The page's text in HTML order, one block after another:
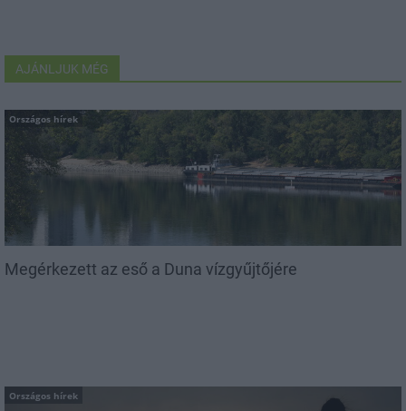
AJÁNLJUK MÉG
Országos hírek
Megérkezett az eső a Duna vízgyűjtőjére
Országos hírek